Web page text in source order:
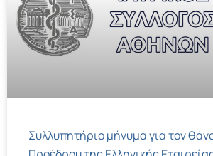
Συλλυπητήριο μήνυμα για τον